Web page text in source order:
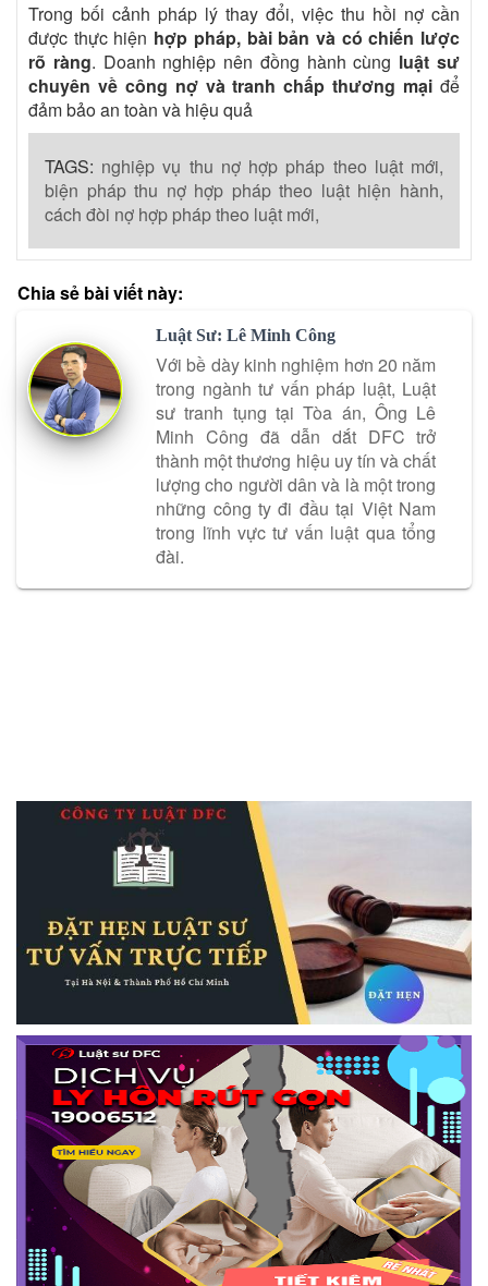
Trong bối cảnh pháp lý thay đổi, việc thu hồi nợ cần
được thực hiện hợp pháp, bài bản và có chiến lược
rõ ràng. Doanh nghiệp nên đồng hành cùng luật sư
chuyên về công nợ và tranh chấp thương mại để
đảm bảo an toàn và hiệu quả
TAGS: nghiệp vụ thu nợ hợp pháp theo luật mới,
biện pháp thu nợ hợp pháp theo luật hiện hành,
cách đòi nợ hợp pháp theo luật mới,
Chia sẻ bài viết này:
Luật Sư: Lê Minh Công
Với bề dày kinh nghiệm hơn 20 năm
trong ngành tư vấn pháp luật, Luật
sư tranh tụng tại Tòa án, Ông Lê
Minh Công đã dẫn dắt DFC trở
thành một thương hiệu uy tín và chất
lượng cho người dân và là một trong
những công ty đi đầu tại Việt Nam
trong lĩnh vực tư vấn luật qua tổng
đài.